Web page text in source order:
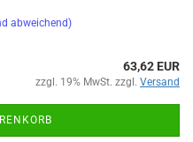
abweichend)
63,62 EUR
zzgl. 19% MwSt. zzgl. Versand